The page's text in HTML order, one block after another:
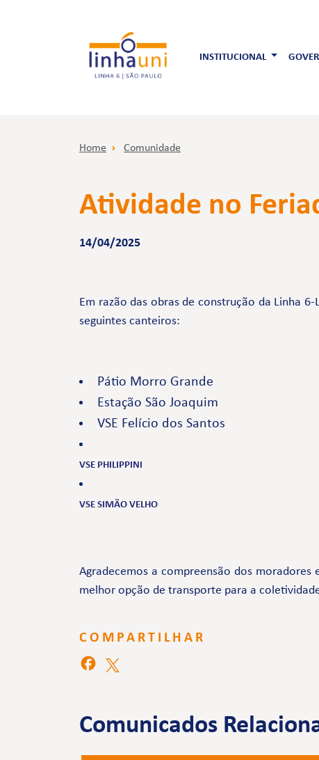
INSTITUCIONAL
Home Comunidade
Atividade no
14/04/2025
Em razão das obras de construção da Linha
seguintes canteiros:
Pátio Morro Grande
Estação São Joaquim
VSE Felício dos Santos
VSE PHILIPPINI
VSE SIMÃO VELHO
Agradecemos a compreensão dos
melhor opção de transporte para a
COMPARTILHAR
Comunicados